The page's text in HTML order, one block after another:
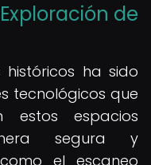
de
históricos ha sido
tecnológicos que
estos espacios
segura y
el escaneo